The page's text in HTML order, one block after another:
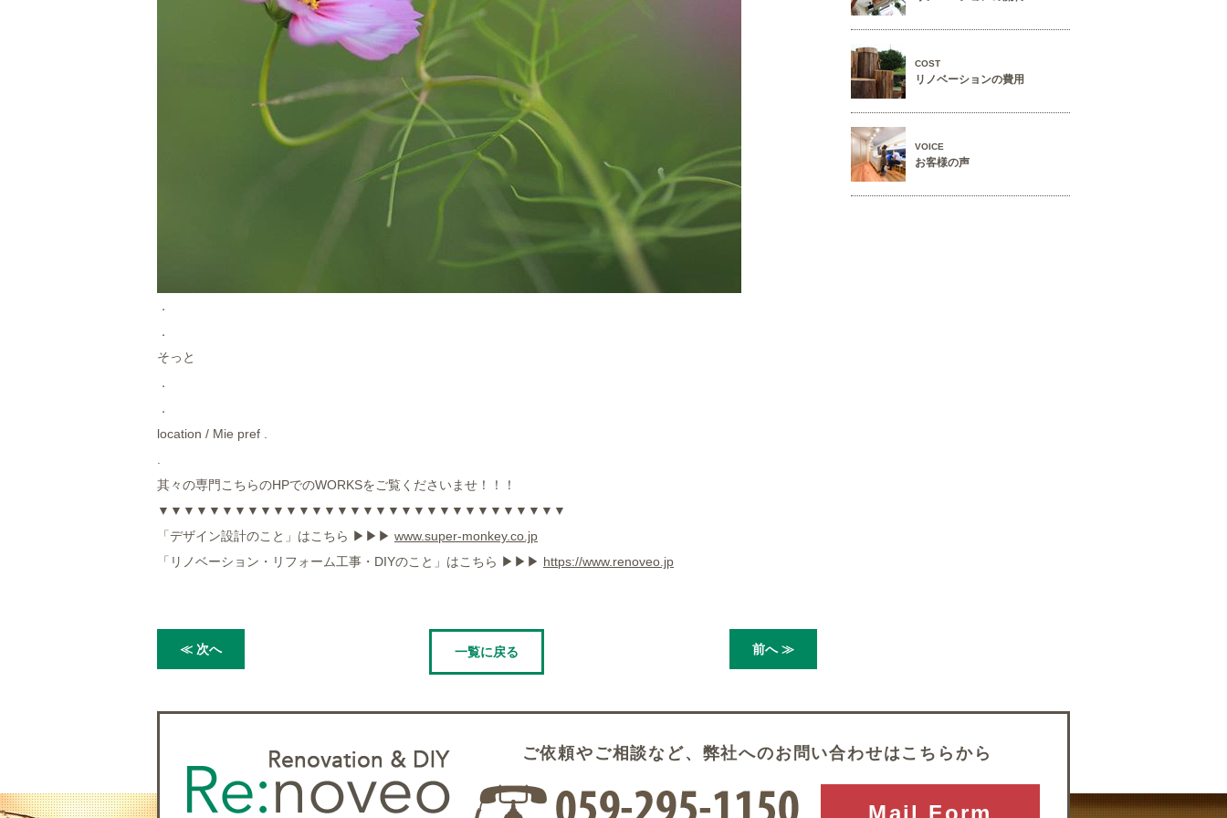
．
．
そっと
．
．
location / Mie pref .
其々の専門こちらのHPでのWORKSをご覧くださいませ！！！
▼▼▼▼▼▼▼▼▼▼▼▼▼▼▼▼▼▼▼▼▼▼▼▼▼▼▼▼▼▼▼▼
「デザイン設計のこと」はこちら ▶︎▶︎▶︎ www.super-monkey.co.jp
「リノベーション・リフォーム工事・DIYのこと」はこちら ▶︎▶︎▶︎ https://www.renoveo.jp
≪ 次へ 一覧に戻る 前へ ≫
COST
リノベーションの費用
VOICE
お客様の声
ご依頼やご相談など、弊社へのお問い合わせはこちらから
Mail Form